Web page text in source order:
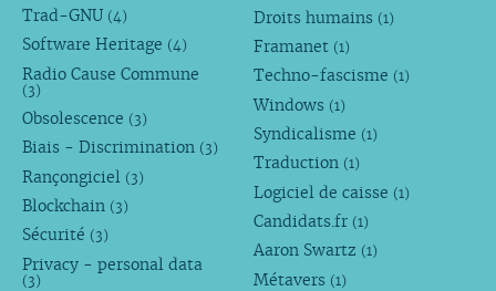
Trad-GNU (4)
Software Heritage (4)
Radio Cause Commune
(3)
Obsolescence (3)
Biais - Discrimination (3)
Rançongiciel (3)
Blockchain (3)
Sécurité (3)
Privacy - personal data
(3)
Droits humains (1)
Framanet (1)
Techno-fascisme (1)
Windows (1)
Syndicalisme (1)
Traduction (1)
Logiciel de caisse (1)
Candidats.fr (1)
Aaron Swartz (1)
Métavers (1)